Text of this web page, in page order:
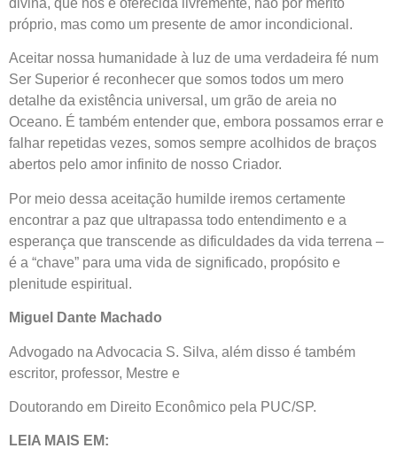
divina, que nos é oferecida livremente, não por mérito
próprio, mas como um presente de amor incondicional.
Aceitar nossa humanidade à luz de uma verdadeira fé num
Ser Superior é reconhecer que somos todos um mero
detalhe da existência universal, um grão de areia no
Oceano. É também entender que, embora possamos errar e
falhar repetidas vezes, somos sempre acolhidos de braços
abertos pelo amor infinito de nosso Criador.
Por meio dessa aceitação humilde iremos certamente
encontrar a paz que ultrapassa todo entendimento e a
esperança que transcende as dificuldades da vida terrena –
é a “chave” para uma vida de significado, propósito e
plenitude espiritual.
Miguel Dante Machado
Advogado na Advocacia S. Silva, além disso é também
escritor, professor, Mestre e
Doutorando em Direito Econômico pela PUC/SP.
LEIA MAIS EM: